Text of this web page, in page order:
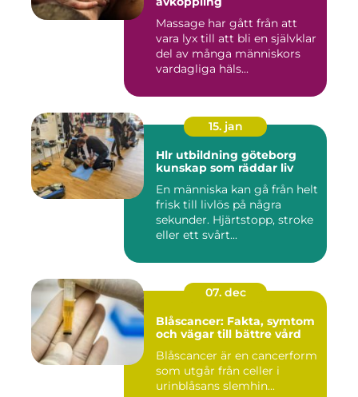
Massage har gått från att
vara lyx till att bli en självklar
del av många människors
vardagliga häls...
15. jan
Hlr utbildning göteborg
kunskap som räddar liv
En människa kan gå från helt
frisk till livlös på några
sekunder. Hjärtstopp, stroke
eller ett svårt...
07. dec
Blåscancer: Fakta, symtom
och vägar till bättre vård
Blåscancer är en cancerform
som utgår från celler i
urinblåsans slemhin...